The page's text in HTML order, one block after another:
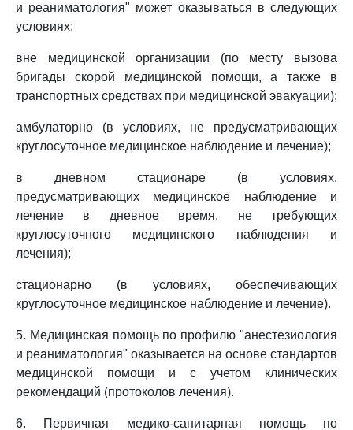
и реаниматология" может оказываться в следующих
условиях:
вне медицинской организации (по месту вызова
бригады скорой медицинской помощи, а также в
транспортных средствах при медицинской эвакуации);
амбулаторно (в условиях, не предусматривающих
круглосуточное медицинское наблюдение и лечение);
в дневном стационаре (в условиях,
предусматривающих медицинское наблюдение и
лечение в дневное время, не требующих
круглосуточного медицинского наблюдения и
лечения);
стационарно (в условиях, обеспечивающих
круглосуточное медицинское наблюдение и лечение).
5. Медицинская помощь по профилю "анестезиология
и реаниматология" оказывается на основе стандартов
медицинской помощи и с учетом клинических
рекомендаций (протоколов лечения).
6. Первичная медико-санитарная помощь по